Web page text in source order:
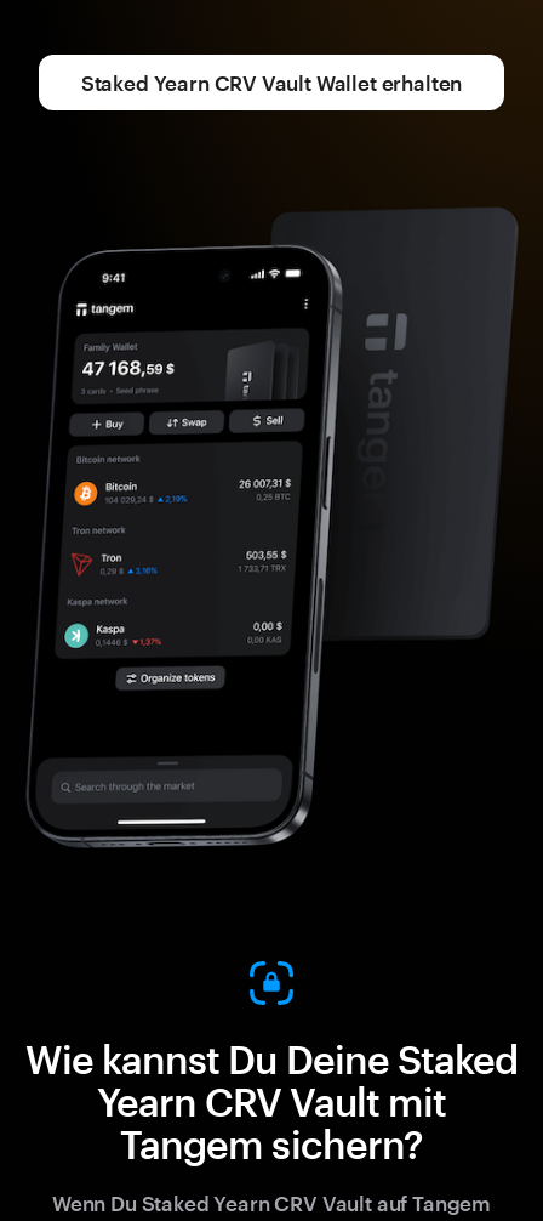
Staked Yearn CRV Vault Wallet erhalten
Wie kannst Du Deine Staked
Yearn CRV Vault mit
Tangem sichern?
Wenn Du Staked Yearn CRV Vault auf Tangem